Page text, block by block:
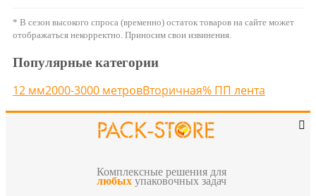
* В сезон высокого спроса (временно) остаток товаров на сайте может
отображаться некорректно. Приносим свои извинения.
Популярные категории
12 мм2000-3000 метровВторичная% ПП лента
Комплексные решения для
любых упаковочных задач